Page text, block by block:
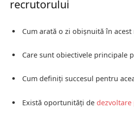
recrutorului
Cum arată o zi obișnuită în acest
Care sunt obiectivele principale
Cum definiți succesul pentru
Există oportunități de dezvoltare